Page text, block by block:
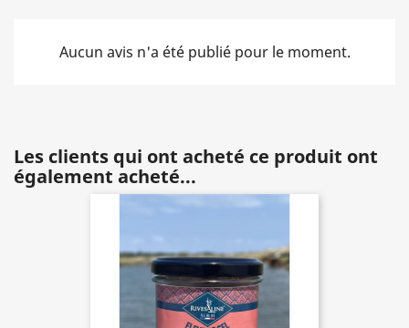
Aucun avis n'a été publié pour le moment.
Les clients qui ont acheté ce produit ont
également acheté...